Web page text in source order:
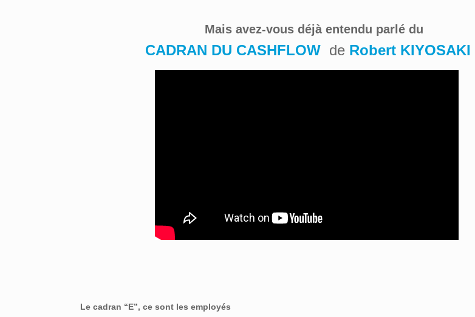
Mais avez-vous déjà entendu parlé du
CADRAN DU CASHFLOW deRobert KIYOSAKI
Le cadran “E”, ce sont les employés